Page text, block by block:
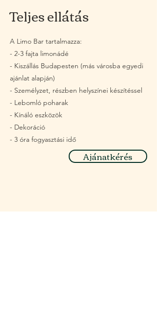
Teljes ellátás
A Limo Bar tartalmazza:
- 2-3 fajta limonádé
- Kiszállás Budapesten (más városba egyedi
ajánlat alapján)
- Személyzet, részben helyszínei készítéssel
- Lebomló poharak
- Kínáló eszközök
- Dekoráció
- 3 óra fogyasztási idő
Ajánatkérés